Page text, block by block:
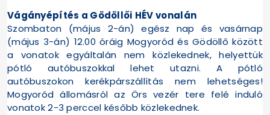
Vágányépítés a Gödöllői HÉV vonalán
Szombaton (május 2-án) egész nap és vasárnap
(május 3-án) 12.00 óráig Mogyoród és Gödöllő között
a vonatok egyáltalán nem közlekednek, helyettük
pótló autóbuszokkal lehet utazni. A pótló
autóbuszokon kerékpárszállítás nem lehetséges!
Mogyoród állomásról az Örs vezér tere felé induló
vonatok 2-3 perccel később közlekednek.